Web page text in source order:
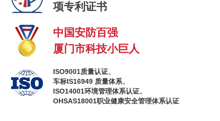
项专利证书
中国安防百强
厦门市科技小巨人
ISO9001质量认证、
车标IS16949 质量体系、
ISO14001环境管理体系认证、
OHSAS18001职业健康安全管理体系认证